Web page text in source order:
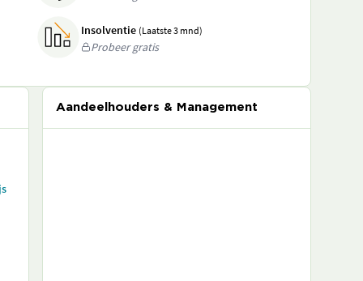
Insolventie (Laatste 3 mnd)
Probeer gratis
Aandeelhouders & Management